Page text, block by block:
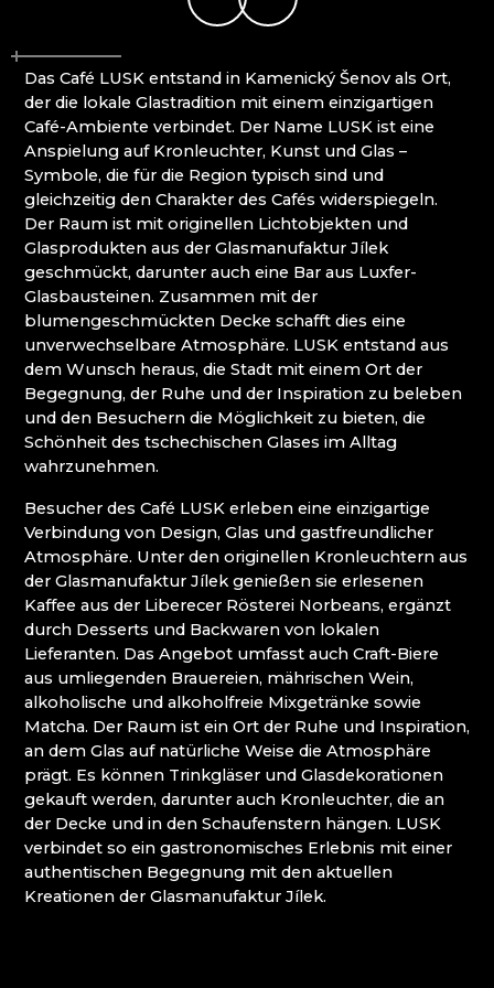
Mírová pod Kozákovem
MOLS BOHEMIA
NOVÝ BOR: HÖHERE BERUFSSCHULE FÜR
GLAS UND SEKUNDARSCHULE
PAČINEK GLASS
PERLEN NB
PISKOVACKA
PRECIOSA LIGHTING
PROUSEK EXKLUSIVE LIGHTING
RESORT HVOZD
SKLO.
STUDIO VINU
SVOJKOV GLASHÜTTE, JIŘÍ HAIDL
TGK - TECHNIK, GLAS UND KUNST
TRISHARDS
VAGNERGLASS
VEREIN DER FREUNDE DER GLASHÜTTE
CHŘIBSKÁ
VLADIMIR KLEIN
VYDRY STUDIO
WEIHNACHTSKRIPPEN KRYŠTOFOVO ÚDOLÍ
(CHRISTOFSGRUND)
Riesengebirge
EVA EDLER GLASS ART
GLASHÜTTE JULIA
GLASHÜTTE UND BRAUEREI NOVOSAD &
SOHN
HANA ŠEBKOVÁ
RATAS JUSTYNA RATASIEWICZ
RAUTIS
RIESENGEBIRGSMUSEUM
Isergebirge
Das Café LUSK entstand in Kamenický Šenov als Ort,
der die lokale Glastradition mit einem einzigartigen
Café-Ambiente verbindet. Der Name LUSK ist eine
Anspielung auf Kronleuchter, Kunst und Glas –
Symbole, die für die Region typisch sind und
gleichzeitig den Charakter des Cafés widerspiegeln.
Der Raum ist mit originellen Lichtobjekten und
Glasprodukten aus der Glasmanufaktur Jílek
geschmückt, darunter auch eine Bar aus Luxfer-
Glasbausteinen. Zusammen mit der
blumengeschmückten Decke schafft dies eine
unverwechselbare Atmosphäre. LUSK entstand aus
dem Wunsch heraus, die Stadt mit einem Ort der
Begegnung, der Ruhe und der Inspiration zu beleben
und den Besuchern die Möglichkeit zu bieten, die
Schönheit des tschechischen Glases im Alltag
wahrzunehmen.
Besucher des Café LUSK erleben eine einzigartige
Verbindung von Design, Glas und gastfreundlicher
Atmosphäre. Unter den originellen Kronleuchtern aus
der Glasmanufaktur Jílek genießen sie erlesenen
Kaffee aus der Liberecer Rösterei Norbeans, ergänzt
durch Desserts und Backwaren von lokalen
Lieferanten. Das Angebot umfasst auch Craft-Biere
aus umliegenden Brauereien, mährischen Wein,
alkoholische und alkoholfreie Mixgetränke sowie
Matcha. Der Raum ist ein Ort der Ruhe und Inspiration,
an dem Glas auf natürliche Weise die Atmosphäre
prägt. Es können Trinkgläser und Glasdekorationen
gekauft werden, darunter auch Kronleuchter, die an
der Decke und in den Schaufenstern hängen. LUSK
verbindet so ein gastronomisches Erlebnis mit einer
authentischen Begegnung mit den aktuellen
Kreationen der Glasmanufaktur Jílek.